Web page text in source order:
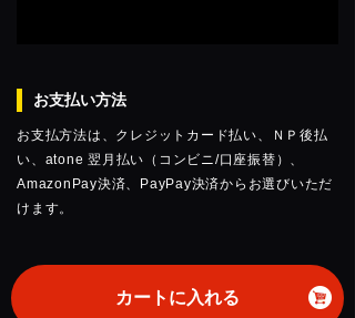
お支払い方法
お支払方法は、クレジットカード払い、ＮＰ後払
い、atone 翌月払い（コンビニ/口座振替）、
AmazonPay決済、PayPay決済からお選びいただ
けます。
カートに入れる